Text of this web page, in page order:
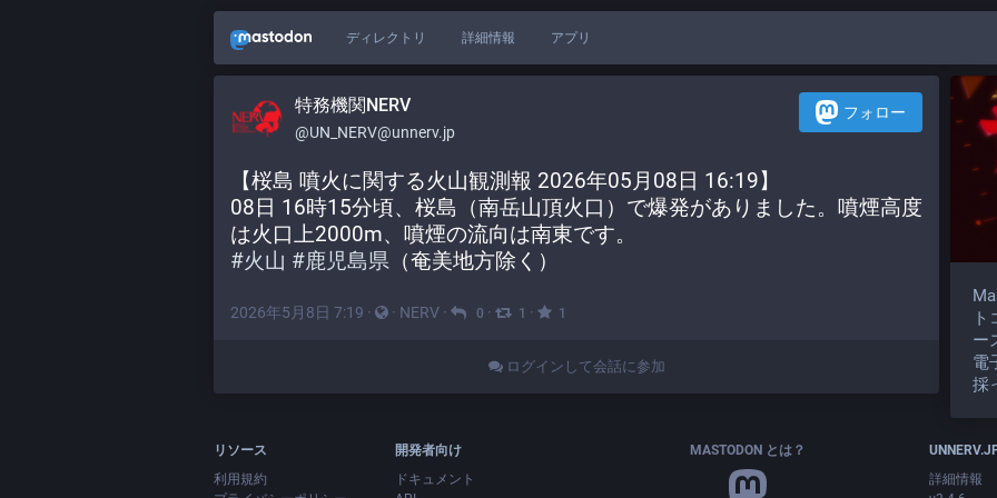
ディレクトリ 詳細情報 アプリ
特務機関NERV
@UN_NERV@unnerv.jp
フォロー
【桜島 噴火に関する火山観測報 2026年05月08日 16:19】
08日 16時15分頃、桜島（南岳山頂火口）で爆発がありました。噴煙高度
は火口上2000m、噴煙の流向は南東です。
#火山 #鹿児島県 （奄美地方除く）
2026年5月8日 7:19 · · NERV · 0 · 1 · 1
ログインして会話に参加
ー
電
採
リソース
利用規約
開発者向け
ドキュメント
MASTODON とは？
詳細情報